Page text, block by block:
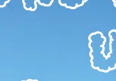
o planetama,...